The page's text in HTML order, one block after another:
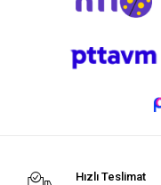
Hızlı Teslimat